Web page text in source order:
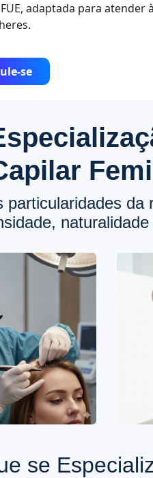
adaptada para atender
se
particularidades
se